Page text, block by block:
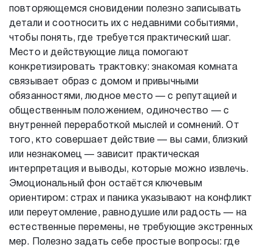
повторяющемся сновидении полезно записывать
детали и соотносить их с недавними событиями,
чтобы понять, где требуется практический шаг.
Место и действующие лица помогают
конкретизировать трактовку: знакомая комната
связывает образ с домом и привычными
обязанностями, людное место — с репутацией и
общественным положением, одиночество — с
внутренней переработкой мыслей и сомнений. От
того, кто совершает действие — вы сами, близкий
или незнакомец — зависит практическая
интерпретация и выводы, которые можно извлечь.
Эмоциональный фон остаётся ключевым
ориентиром: страх и паника указывают на конфликт
или переутомление, равнодушие или радость — на
естественные перемены, не требующие экстренных
мер. Полезно задать себе простые вопросы: где